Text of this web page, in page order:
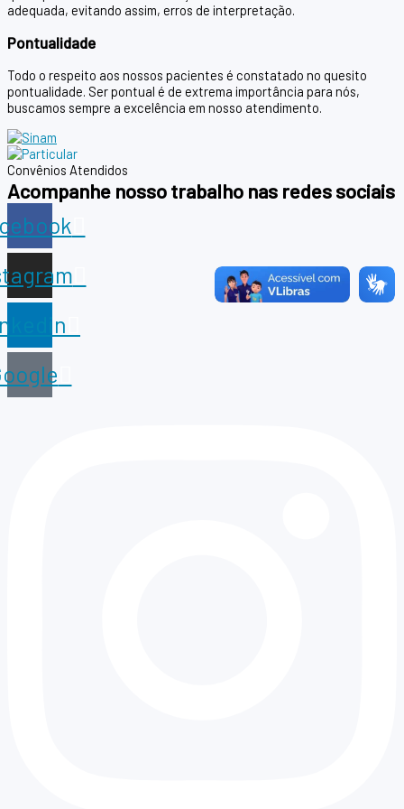
adequada, evitando assim, erros de interpretação.
Pontualidade
Todo o respeito aos nossos pacientes é constatado no quesito
pontualidade. Ser pontual é de extrema importância para nós,
buscamos sempre a excelência em nosso atendimento.
Convênios Atendidos
Acompanhe nosso trabalho nas redes sociais